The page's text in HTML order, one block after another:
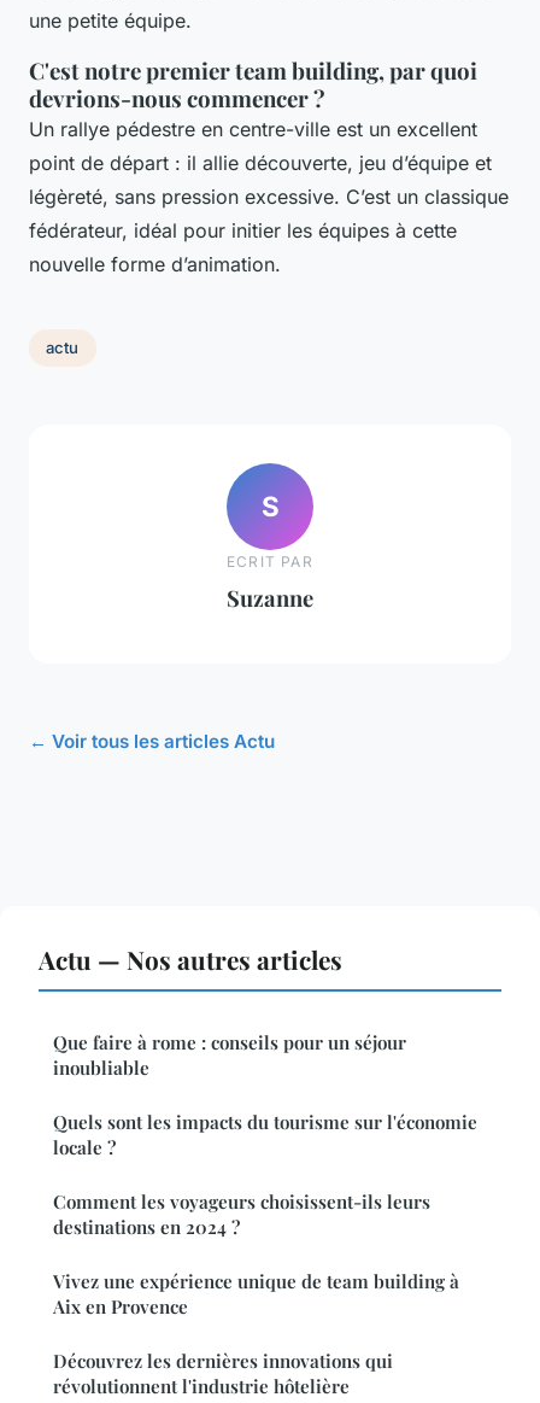
une petite équipe.
C'est notre premier team building, par quoi
devrions-nous commencer ?
Un rallye pédestre en centre-ville est un excellent
point de départ : il allie découverte, jeu d’équipe et
légèreté, sans pression excessive. C’est un classique
fédérateur, idéal pour initier les équipes à cette
nouvelle forme d’animation.
actu
S
ECRIT PAR
Suzanne
← Voir tous les articles Actu
Actu — Nos autres articles
Que faire à rome : conseils pour un séjour
inoubliable
Quels sont les impacts du tourisme sur l'économie
locale ?
Comment les voyageurs choisissent-ils leurs
destinations en 2024 ?
Vivez une expérience unique de team building à
Aix en Provence
Découvrez les dernières innovations qui
révolutionnent l'industrie hôtelière